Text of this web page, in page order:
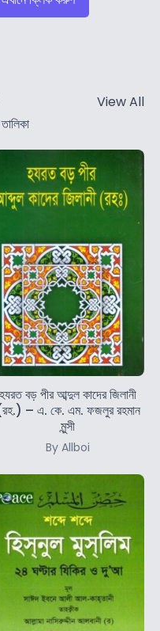
View All
হযরত বড় পীর আব্দুল কাদের জিলানী
– এ. কে. এম. ফজলুর রহমান
মুন্সী
By Allboi